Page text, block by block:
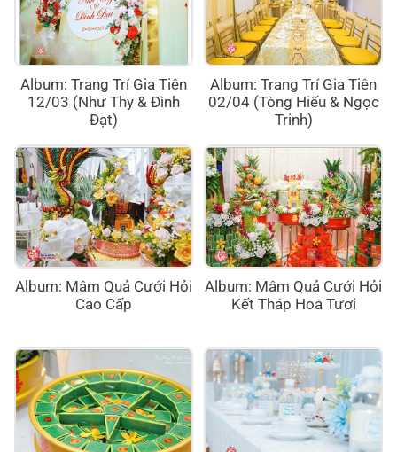
Album: Trang Trí Gia Tiên
12/03 (Như Thy & Đình
Đạt)
Album: Trang Trí Gia Tiên
02/04 (Tòng Hiếu & Ngọc
Trinh)
Album: Mâm Quả Cưới Hỏi
Cao Cấp
Album: Mâm Quả Cưới Hỏi
Kết Tháp Hoa Tươi